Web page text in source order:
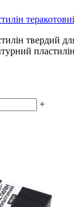
твердий
+